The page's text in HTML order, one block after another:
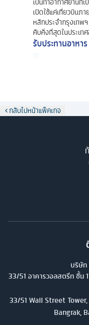
เปิดใช้แค่เที่ยวบินภ
หลักประจำกรุงเทพ
คับคั่งที่สุดในประเท
รับประทานอาหาร
กลับไปหน้าแพ็คเกจ
บริษัท
33/51 อาคารวอลสตรีท ชั้น
33/51 Wall Street Tower,
Bangrak,